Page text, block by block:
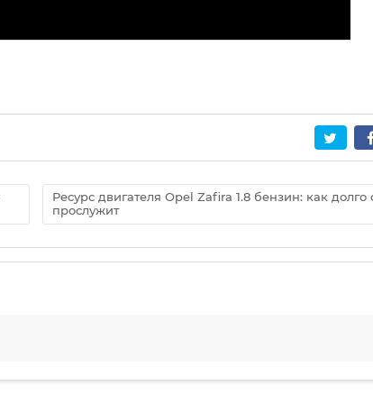
Ресурс двигателя Opel Zafira 1.8 бензин: как долго
прослужит